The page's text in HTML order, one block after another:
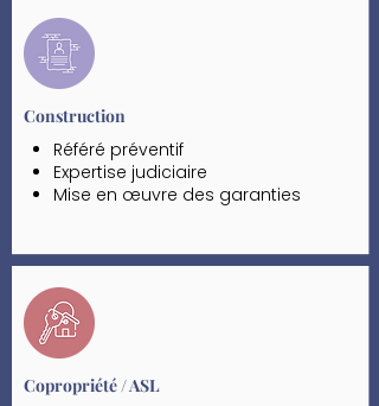
Procédure de surendettement des
locataires
Contentieux de charges locatives
Attribution des logements,
fonctionnement de la CALEOL
Construction
Référé préventif
Expertise judiciaire
Mise en œuvre des garanties
Assistance au suivi d’un chantier :
sous-traitance, frais et risque, suivi
des DG
Copropriété / ASL